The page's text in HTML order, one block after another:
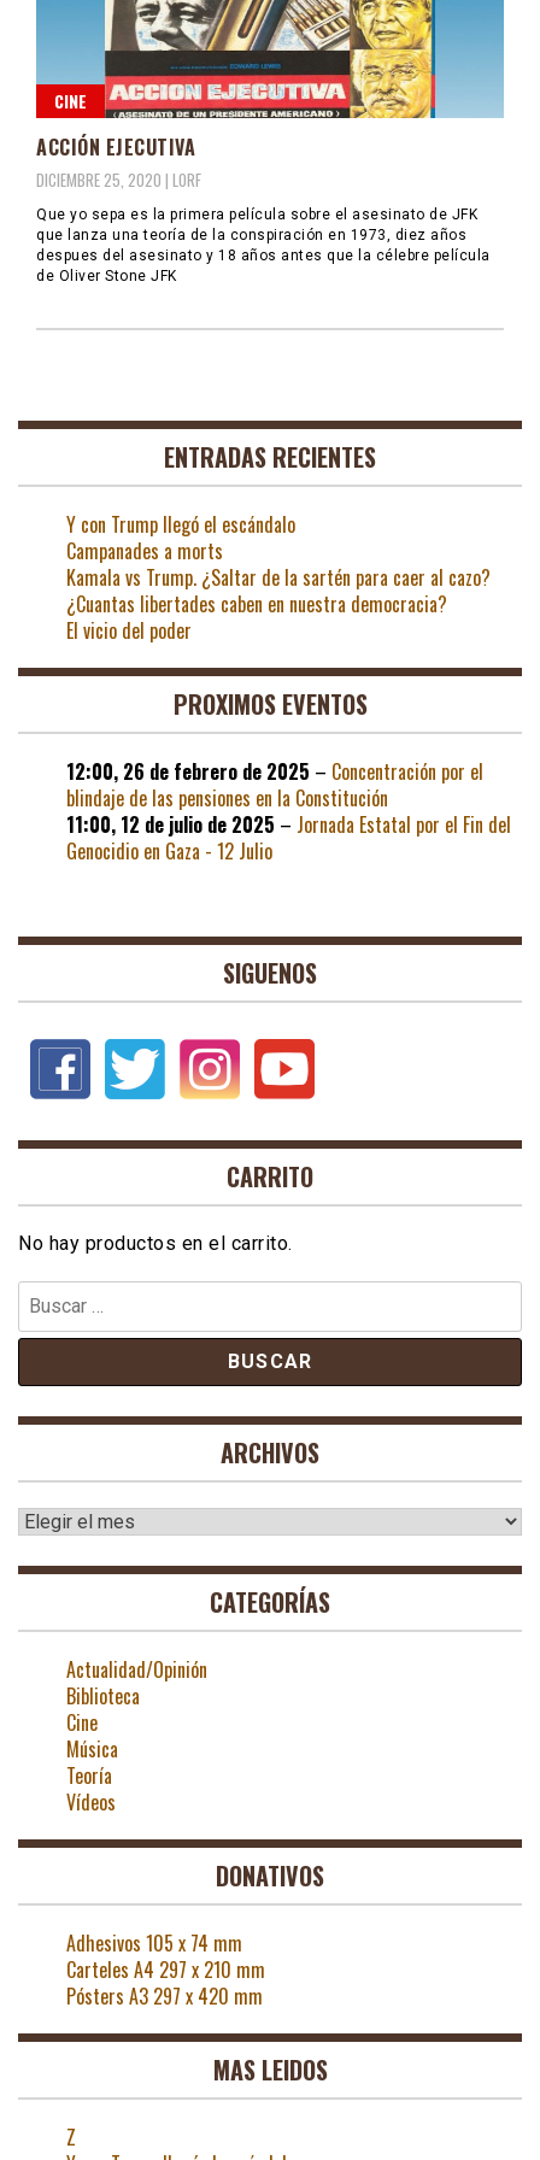
CINE
ACCIÓN EJECUTIVA
DICIEMBRE 25, 2020 | LORF
Que yo sepa es la primera película sobre el asesinato de JFK
que lanza una teoría de la conspiración en 1973, diez años
despues del asesinato y 18 años antes que la célebre película
de Oliver Stone JFK
ENTRADAS RECIENTES
Y con Trump llegó el escándalo
Campanades a morts
Kamala vs Trump. ¿Saltar de la sartén para caer al cazo?
¿Cuantas libertades caben en nuestra democracia?
El vicio del poder
PROXIMOS EVENTOS
12:00, 26 de febrero de 2025 – Concentración por el
blindaje de las pensiones en la Constitución
11:00, 12 de julio de 2025 – Jornada Estatal por el Fin del
Genocidio en Gaza - 12 Julio
SIGUENOS
CARRITO
No hay productos en el carrito.
Buscar:
ARCHIVOS
Archivos
CATEGORÍAS
Actualidad/Opinión
Biblioteca
Cine
Música
Teoría
Vídeos
DONATIVOS
Adhesivos 105 x 74 mm
Carteles A4 297 x 210 mm
Pósters A3 297 x 420 mm
MAS LEIDOS
Z